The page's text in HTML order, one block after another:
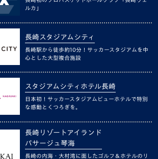
ルカ」
長崎スタジアムシティ
長崎駅から徒歩約10分！サッカースタジアムを中
心とした大型複合施設
スタジアムシティホテル長崎
日本初！サッカースタジアムビューホテルで特別
な感動とくつろぎを。
長崎リゾートアイランド
パサージュ琴海
長崎の内海・大村湾に面したゴルフ＆ホテルのリ